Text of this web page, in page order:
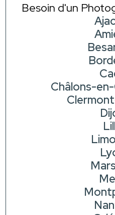
Besoin d'un
Châlons-